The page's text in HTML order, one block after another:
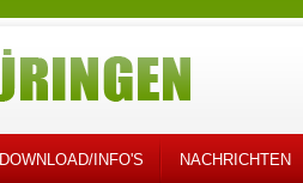
DOWNLOAD/INFO'S NACHRICHTEN